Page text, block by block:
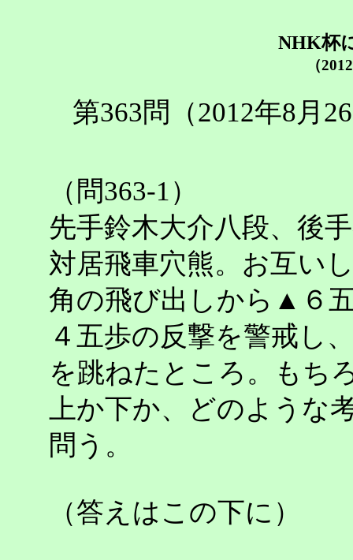
NHK杯
（
第363問（2012年8月
（問363-1）
先手鈴木大介八段、後
対居飛車穴熊。お互い
角の飛び出しから▲６
４五歩の反撃を警戒し
を跳ねたところ。もち
上か下か、どのような
問う。
（答えはこの下に）